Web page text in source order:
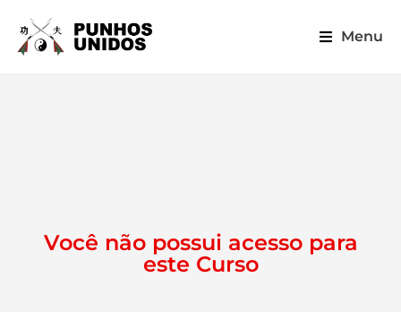
Menu
Você não possui acesso para
este Curso